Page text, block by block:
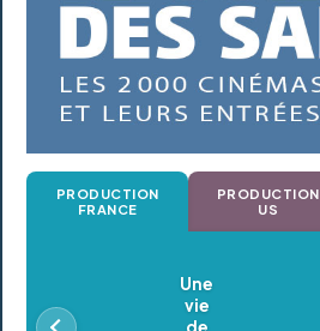
PRODUCTION
FRANCE
PRODUCTION
US
Oldeupe
En postproduction